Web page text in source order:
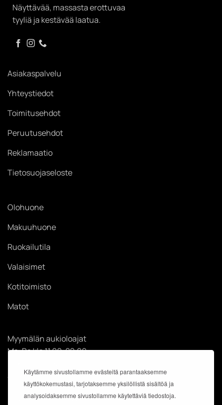
Käytämme sivustollamme evästeitä parantaaksemme
käyttökokemustasi, tarjotaksemme yksilöllistä sisältöä ja
analysoidaksemme sivustollamme käytettäviä tiedostoja.
Näyttävää, massasta erottuvaa
tyyliä ja kestävää laatua.
Asiakaspalvelu
Yhteystiedot
Toimitusehdot
Peruutusehdot
Reklamaatio
Tietosuojaseloste
Olohuone
Makuuhuone
Ruokailutila
Valaisimet
Kotitoimisto
Matot
Myymälän aukioloajat
Ma-Pe klo 11.00-20.00
Su klo 12.00-18.00
Käyntiosoite: Kauppakeskus Easton